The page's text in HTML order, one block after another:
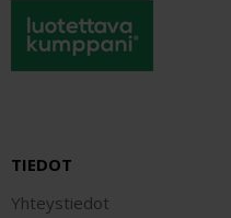
TIEDOT
Yhteystiedot